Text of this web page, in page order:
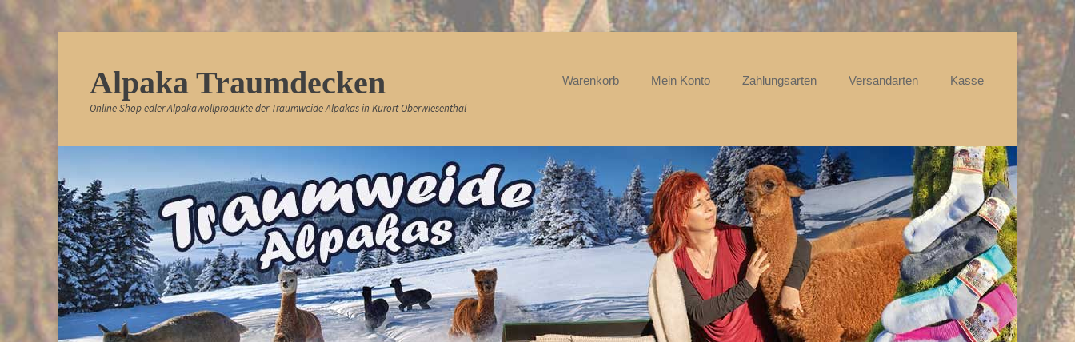
Alpaka Traumdecken
Online Shop edler Alpakawollprodukte der Traumweide Alpakas in Kurort Oberwiesenthal
Rechtes Header-Menü
zum
Warenkorb Mein Konto Zahlungsarten Versandarten Kasse